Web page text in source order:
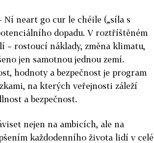
neart go cur le chéile („síla s
dopadu. V roztříštěném
– rostoucí náklady, změna klimatu,
jen samotnou jednou zemí.
hodnoty a bezpečnost je program
na kterých veřejnosti záleží
a bezpečnost.
nejen na ambicích, ale na
každodenního života lidí v celé